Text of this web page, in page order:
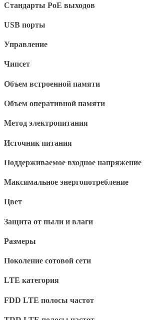
Стандарты PoE выходов
USB порты
Управление
Чипсет
Объем встроенной памяти
Объем оперативной памяти
Метод электропитания
Источник питания
Поддерживаемое входное напряжение
Максимальное энергопотребление
Цвет
Защита от пыли и влаги
Размеры
Поколение сотовой сети
LTE категория
FDD LTE полосы частот